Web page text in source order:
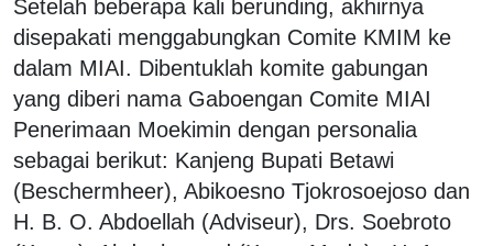
Setelah beberapa kali berunding, akhirnya
disepakati menggabungkan Comite KMIM ke
dalam MIAI. Dibentuklah komite gabungan
yang diberi nama Gaboengan Comite MIAI
Penerimaan Moekimin dengan personalia
sebagai berikut: Kanjeng Bupati Betawi
(Beschermheer), Abikoesno Tjokrosoejoso dan
H. B. O. Abdoellah (Adviseur), Drs. Soebroto